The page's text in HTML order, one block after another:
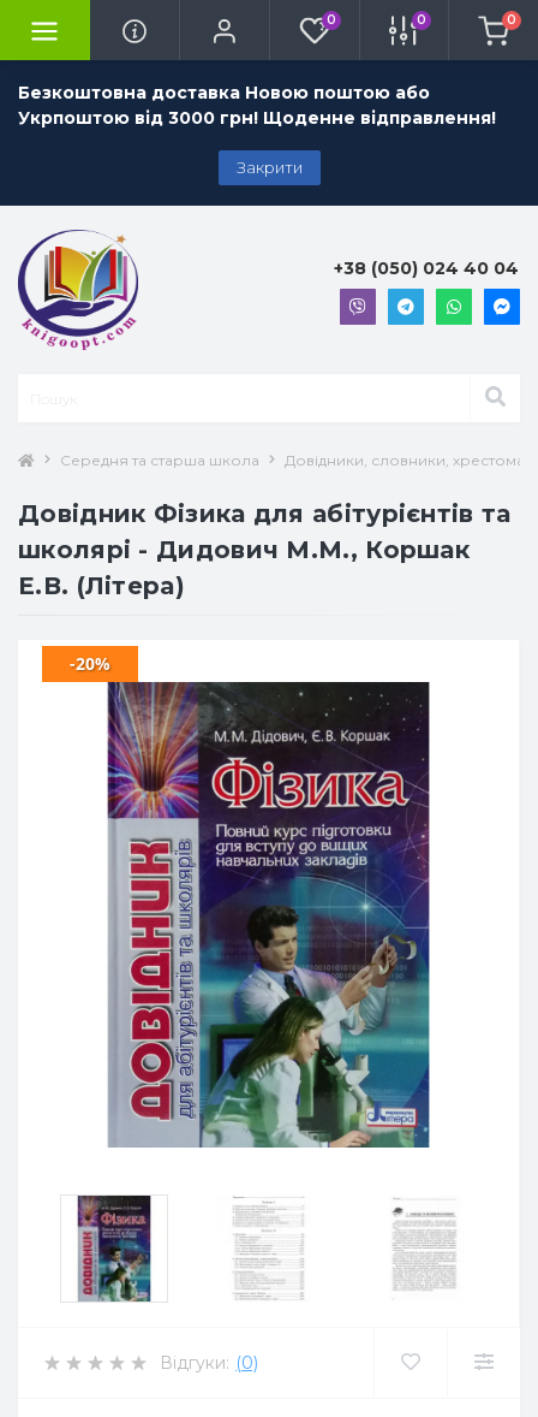
Безкоштовна доставка Новою поштою або
Укрпоштою від 3000 грн! Щоденне відправлення!
Закрити
0 0 0
+38 (050) 024 40 04
Середня та старша школа Довідники, словники, хрестоматії
Довідник Фізика для абітурієнтів та
школярі - Дидович М.М., Коршак
Е.В. (Літера)
-20%
Відгуки: (0)